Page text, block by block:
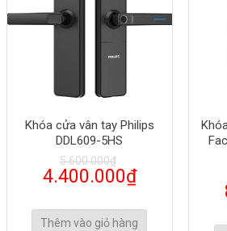
Khóa cửa vân tay Philips
DDL609-5HS
5.600.000₫
4.400.000₫
Thêm vào giỏ hàng